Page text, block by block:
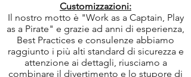
Customizzazioni:
Il nostro motto è "Work as a Captain, Play
as a Pirate" e grazie ad anni di esperienza,
Best Practices e consulenze abbiamo
raggiunto i più alti standard di sicurezza e
attenzione ai dettagli, riusciamo a
combinare il divertimento e lo stupore di